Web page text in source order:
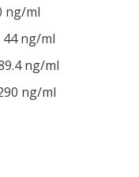
ng/ml
ng/ml
ng/ml
ng/ml